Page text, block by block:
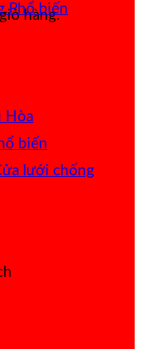
hàng.
Hòa
lưới chống